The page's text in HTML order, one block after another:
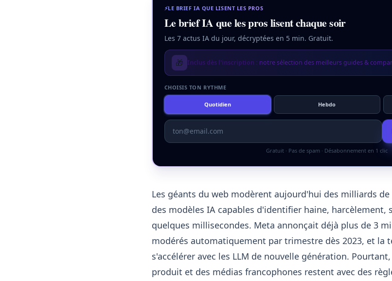
⚡LE BRIEF IA QUE LISENT LES PROS
Le brief IA que les pros lisent chaque soir
Les 7 actus IA du jour, décryptées en 5 min. Gratuit.
🎁 Inclus dès l'inscription : notre sélection des meilleurs guides &
CHOISIS TON RYTHME
Quotidien Hebdo
Gratuit · Pas de spam · Désabonnement en 1 clic
Les géants du web modèrent aujourd'hui des milliards
des modèles IA capables d'identifier haine, harcèlement,
quelques millisecondes. Meta annonçait déjà plus de 3
modérés automatiquement par trimestre dès 2023, et la
s'accélérer avec les LLM de nouvelle génération.
produit et des médias francophones restent avec des